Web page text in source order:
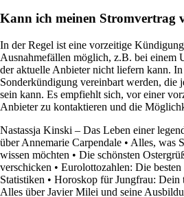
Kann ich meinen Stromvertrag
In der Regel ist eine vorzeitige
Ausnahmefällen möglich, z.B. bei einem
der aktuelle Anbieter nicht liefern kann.
Sonderkündigung vereinbart werden, die
sein kann. Es empfiehlt sich, vor einer
Anbieter zu kontaktieren und die
Nastassja Kinski – Das Leben einer
über Annemarie Carpendale • Alles, was
wissen möchten • Die schönsten
verschicken • Eurolottozahlen: Die
Statistiken • Horoskop für Jungfrau: Dein
Alles über Javier Milei und seine